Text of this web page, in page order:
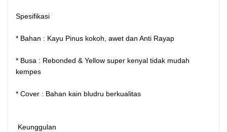
Spesifikasi
* Bahan : Kayu Pinus kokoh, awet dan Anti Rayap
* Busa : Rebonded & Yellow super kenyal tidak mudah
kempes
* Cover : Bahan kain bludru berkualitas
Keunggulan